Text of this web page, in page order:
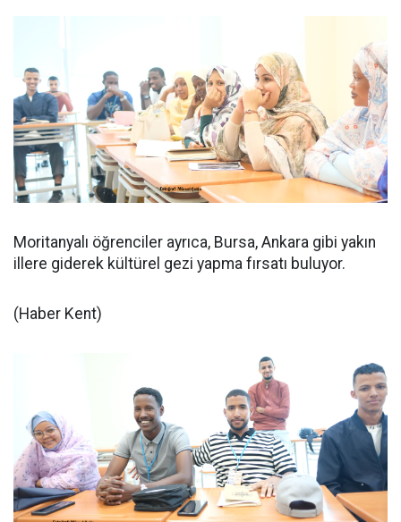
Moritanyalı öğrenciler ayrıca, Bursa, Ankara gibi yakın
illere giderek kültürel gezi yapma fırsatı buluyor.
(Haber Kent)